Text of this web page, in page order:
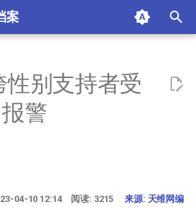
案
性别支持者受
警
04-10 12:14 阅读: 3215来源: 天维网编